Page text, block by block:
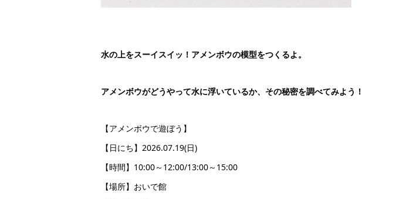
水の上をスーイスイッ！アメンボウの模型をつくるよ。
アメンボウがどうやって水に浮いているか、その秘密を調べてみよう！
【アメンボウで遊ぼう】
【日にち】2026.07.19(日)
【時間】10:00～12:00/13:00～15:00
【場所】おいで館